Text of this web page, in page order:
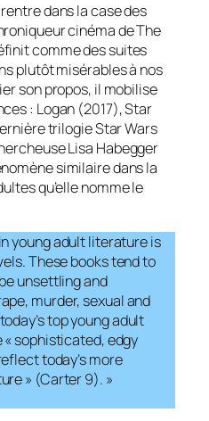
dans la case des
cinéma de The
comme des suites
plutôt misérables à nos
son propos, il mobilise
: Logan (2017), Star
trilogieStar Wars
Lisa Habegger
similaire dans la
qu’elle nomme le
young adult literature is
These books tend to
unsettling and
murder, sexual and
top young adult
sophisticated, edgy
today’s more
» (Carter 9). »